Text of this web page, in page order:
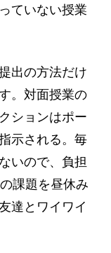
ていない授業
出の方法だけ
。対面授業の
ションはポー
示される。毎
いので、負担
課題を昼休み
達とワイワイ